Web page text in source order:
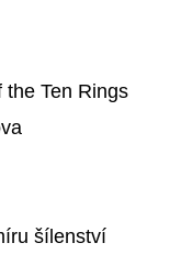
the Ten Rings
šílenství